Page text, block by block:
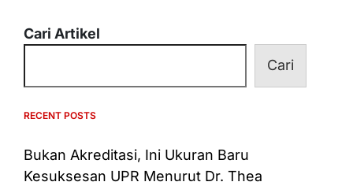
Cari Artikel
Cari
RECENT POSTS
Bukan Akreditasi, Ini Ukuran Baru
Kesuksesan UPR Menurut Dr. Thea